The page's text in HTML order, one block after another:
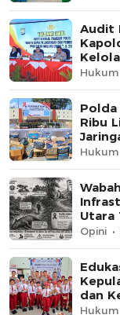
Audit
Hukum
Polda
Ribu
Negara
Hukum
Utara
Opini
dan
Hukum